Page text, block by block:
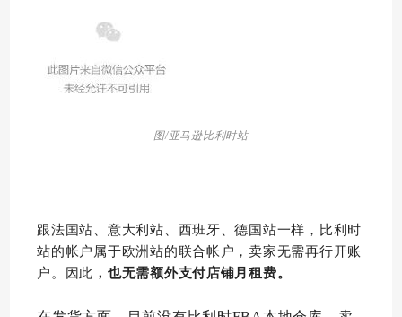
图/亚马逊比利时站
跟法国站、意大利站、西班牙、德国站一样，比利时
站的帐户属于欧洲站的联合帐户，卖家无需再行开账
户。因此 ，也无需额外支付店铺月租费。